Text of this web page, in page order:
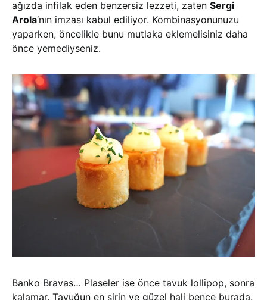
ağızda infilak eden benzersiz lezzeti, zaten Sergi
Arola‘nın imzası kabul ediliyor. Kombinasyonunuzu
yaparken, öncelikle bunu mutlaka eklemelisiniz daha
önce yemediyseniz.
Banko Bravas… Plaseler ise önce tavuk lollipop, sonra
kalamar. Tavuğun en şirin ve güzel hali bence burada.